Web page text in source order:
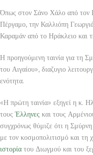
Όπως στον Σάνο Χάλο από τον
Πέργαμο, την Καλλιόπη
Καραμάν από το Ηράκλειο και
Η προηγούμενη ταινία για τη
του Αιγαίου», διαζυγιο
ενότητα.
«Η πρώτη ταινία» εξηγεί η κ.
τουςΈλληνες και τους
συγχρόνως θύμιζε ότι η Σμύρνη
με τον κοσμοπολιτισμό και τη
ιστορία του Διωγμού και του